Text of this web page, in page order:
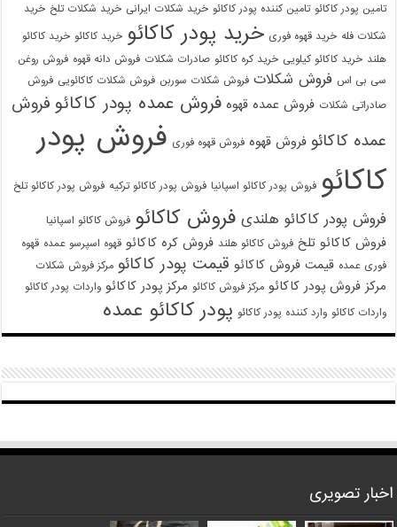
تامین پودر کاکائو تامین کننده پودر کاکائو خرید شکلات ایرانی خرید شکلات تلخ خرید
شکلات فله خرید قهوه فوری خرید پودر کاکائو خرید کاکائو خرید کاکائو
هلند خرید کاکائو کیلویی خرید کره کاکائو صادرات شکلات فروش دانه قهوه فروش روغن
سی بی اس فروش شکلات فروش شکلات سوربن فروش شکلات کاکائویی فروش
صادراتی شکلات فروش عمده قهوه فروش عمده پودر کاکائو فروش
عمده کاکائو فروش قهوه فروش قهوه فوری فروش پودر
کاکائو فروش پودر کاکائو اسپانیا فروش پودر کاکائو ترکیه فروش پودر کاکائو تلخ
فروش پودر کاکائو هلندی فروش کاکائو فروش کاکائو اسپانیا
فروش کاکائو تلخ فروش کاکائو هلند فروش کره کاکائو قهوه اسپرسو عمده قهوه
فوری عمده قیمت فروش کاکائو قیمت پودر کاکائو مرکز فروش شکلات
مرکز فروش پودر کاکائو مرکز فروش کاکائو مرکز پودر کاکائو واردات پودر کاکائو
واردات کاکائو وارد کننده پودر کاکائو پودر کاکائو عمده
اخبار تصویری